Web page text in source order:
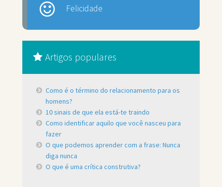
Felicidade
Artigos populares
Como é o término do relacionamento para os
homens?
10 sinais de que ela está-te traindo
Como identificar aquilo que você nasceu para
fazer
O que podemos aprender com a frase: Nunca
diga nunca
O que é uma crítica construtiva?